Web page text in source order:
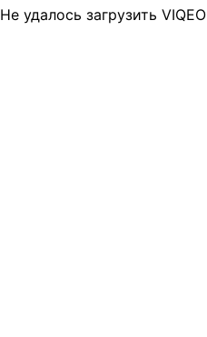
Не удалось загрузить VIQEO